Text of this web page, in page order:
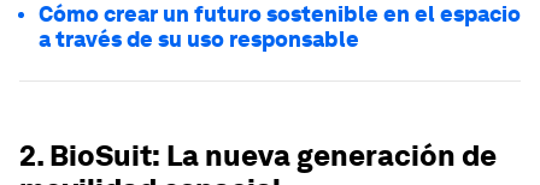
Cómo crear un futuro sostenible en el espacio
a través de su uso responsable
2. BioSuit: La nueva generación de